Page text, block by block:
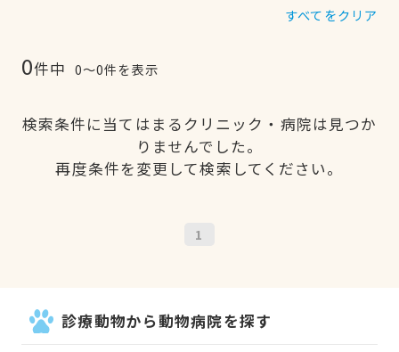
すべてをクリア
0件中 0〜0件を表示
検索条件に当てはまるクリニック・病院は見つか
りませんでした。
再度条件を変更して検索してください。
1
診療動物から動物病院を探す